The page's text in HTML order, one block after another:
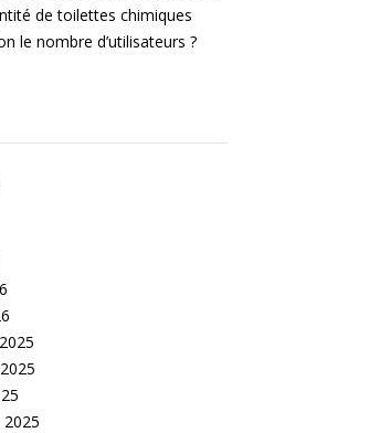
de toilettes chimiques
le nombre d’utilisateurs ?